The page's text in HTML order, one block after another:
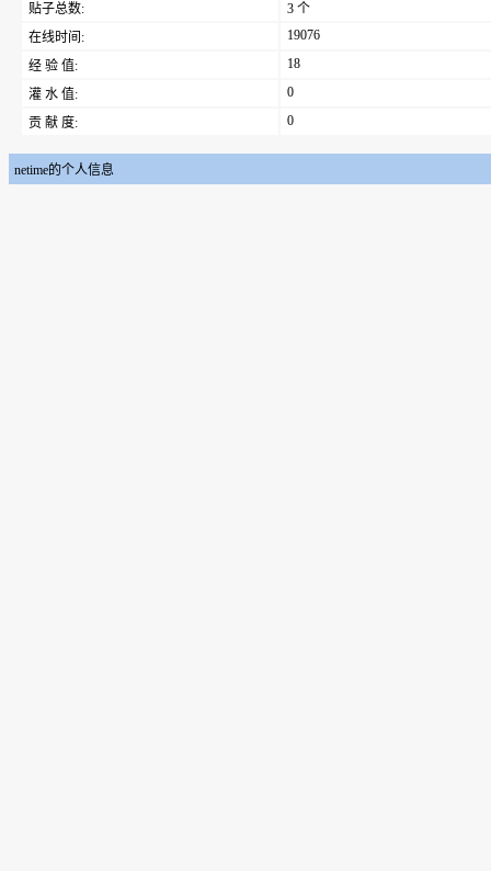
贴子总数:
3 个
在线时间:
19076
经 验 值:
18
灌 水 值:
0
贡 献 度:
0
netime的个人信息